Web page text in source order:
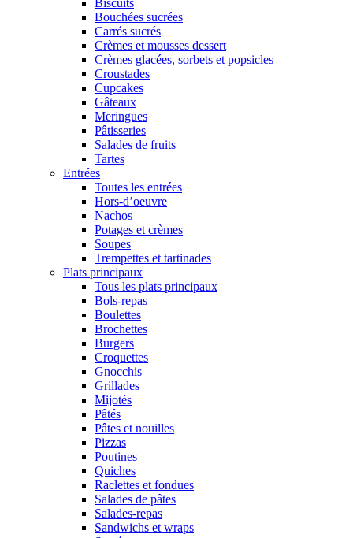
Biscuits
Bouchées sucrées
Carrés sucrés
Crèmes et mousses dessert
Crèmes glacées, sorbets et popsicles
Croustades
Cupcakes
Gâteaux
Meringues
Pâtisseries
Salades de fruits
Tartes
Entrées
Toutes les entrées
Hors-d’oeuvre
Nachos
Potages et crèmes
Soupes
Trempettes et tartinades
Plats principaux
Tous les plats principaux
Bols-repas
Boulettes
Brochettes
Burgers
Croquettes
Gnocchis
Grillades
Mijotés
Pâtés
Pâtes et nouilles
Pizzas
Poutines
Quiches
Raclettes et fondues
Salades de pâtes
Salades-repas
Sandwichs et wraps